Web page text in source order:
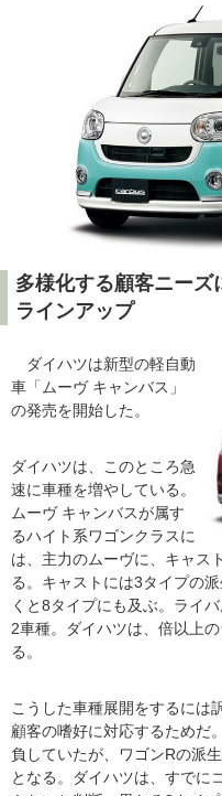
多様化する顧客ニー
ラインアップ
ダイハツは新型の軽自動
車「ムーヴ キャンバス」
の発売を開始した。
ダイハツは、このところ急
速に車種を増やしている。
ムーヴ キャンバスが属す
るハイト系ワゴンクラスに
は、主力のムーヴに、キャス
る。キャストには3タイプの
くと8タイプにも及ぶ。ライ
2車種。ダイハツは、倍以上
る。
こうした車種展開をするには
顧客の嗜好に対応するためだ
負していたが、ワゴンRの派
となる。ダイハツは、すでに